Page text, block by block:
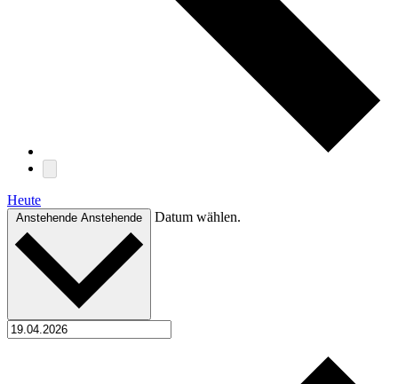
Heute
Anstehende Anstehende Datum wählen.